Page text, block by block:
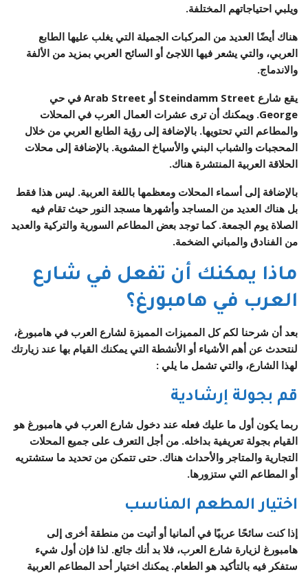
ويلبي احتياجاتهم المختلفة.
هناك أيضًا العديد من المركبات الجميلة التي يغلب عليها الطابع
العربي، والتي يشعر فيها اللاجئ أو السائح العربي بمزيد من الألفة
والاندماج.
يقع شارع Steindamm Street أو Arab Street في حي
George. ويمكنك أن ترى عشرات العمال العرب في المحلات
والمطاعم التي تحتويها. بالإضافة إلى رؤية الطابع العربي من خلال
المحجبات والشباب البني والأسياخ المشوية. بالإضافة إلى محلات
الحلاقة العربية المنتشرة هناك.
بالإضافة إلى أسماء المحلات ومعظمها باللغة العربية. ليس هذا فقط
بل هناك العديد من المساجد وأشهرها مسجد النور حيث تقام فيه
الصلاة يوم الجمعة. كما توجد بعض المطاعم السورية والتركية والعديد
من الفنادق والمباني الضخمة.
ماذا يمكنك أن تفعل في شارع
العرب في هامبورغ؟
بعد أن شرحنا لكم كل المميزات المميزة لشارع العرب في هامبورغ،
لنتحدث عن أهم الأشياء أو الأنشطة التي يمكنك القيام بها عند زيارتك
لهذا الشارع، والتي تشمل ما يلي :
قم بجولة إرشادية
ربما يكون أول ما عليك فعله عند دخول شارع العرب في هامبورغ هو
القيام بجولة تعريفية بداخله. من أجل التعرف على جميع المحلات
التجارية والمتاجر والأحداث هناك. حتى تتمكن من تحديد ما ستشتريه
أو المطاعم التي ستزورها.
اختيار المطعم المناسب
إذا كنت سائحًا عربيًا في ألمانيا أو أتيت من منطقة أخرى إلى
هامبورغ لزيارة شارع العرب، فلا بد أنك جائع. لذا فإن أول شيء
ستفكر فيه بالتأكيد هو الطعام. يمكنك اختيار أحد المطاعم العربية